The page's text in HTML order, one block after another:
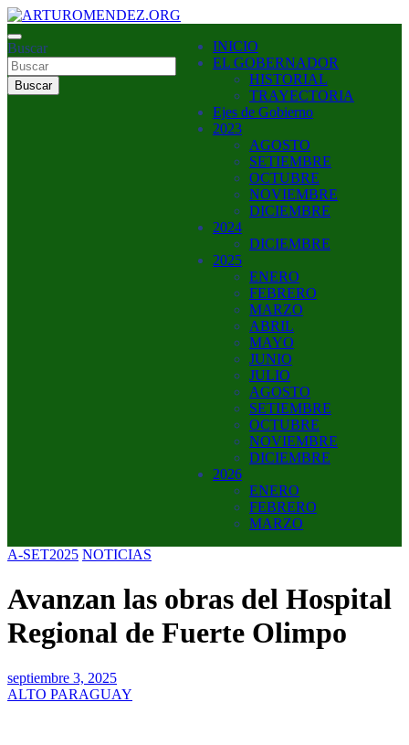
Saltar
al
contenido
ARTUROMENDEZ.ORG
ARTURO MENDEZ GOBERNADOR 2023
Buscar
Buscar
INICIO
EL GOBERNADOR
HISTORIAL
TRAYECTORIA
Ejes de Gobierno
2023
AGOSTO
SETIEMBRE
OCTUBRE
NOVIEMBRE
DICIEMBRE
2024
DICIEMBRE
2025
ENERO
FEBRERO
MARZO
ABRIL
MAYO
JUNIO
JULIO
AGOSTO
SETIEMBRE
OCTUBRE
NOVIEMBRE
DICIEMBRE
2026
ENERO
FEBRERO
MARZO
A-SET2025 NOTICIAS
Avanzan las obras del Hospital
Regional de Fuerte Olimpo
septiembre 3, 2025
ALTO PARAGUAY